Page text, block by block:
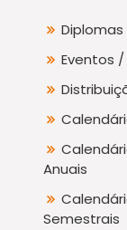
Diplomas
Eventos
Anuais
Semestrais